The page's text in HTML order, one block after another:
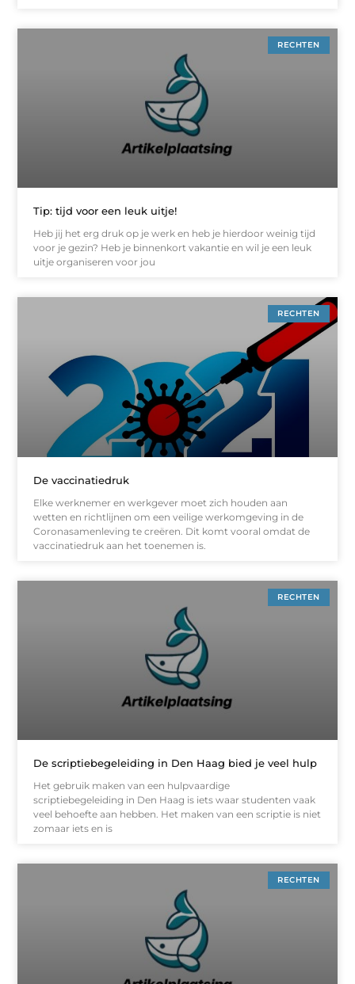
RECHTEN
Tip: tijd voor een leuk uitje!
Heb jij het erg druk op je werk en heb je hierdoor weinig tijd
voor je gezin? Heb je binnenkort vakantie en wil je een leuk
uitje organiseren voor jou
RECHTEN
De vaccinatiedruk
Elke werknemer en werkgever moet zich houden aan
wetten en richtlijnen om een ​​veilige werkomgeving in de
Coronasamenleving te creëren. Dit komt vooral omdat de
vaccinatiedruk aan het toenemen is.
RECHTEN
De scriptiebegeleiding in Den Haag bied je veel hulp
Het gebruik maken van een hulpvaardige
scriptiebegeleiding in Den Haag is iets waar studenten vaak
veel behoefte aan hebben. Het maken van een scriptie is niet
zomaar iets en is
RECHTEN